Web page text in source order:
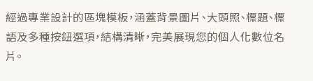
經過專業設計的區塊模板，涵蓋背景圖片、大頭照、標題、標
語及多種按鈕選項，結構清晰，完美展現您的個人化數位名
片。